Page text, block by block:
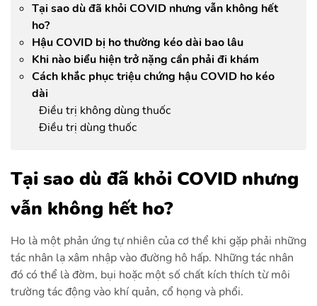
Tại sao dù đã khỏi COVID nhưng vẫn không hết
ho?
Hậu COVID bị ho thường kéo dài bao lâu
Khi nào biểu hiện trở nặng cần phải đi khám
Cách khắc phục triệu chứng hậu COVID ho kéo
dài
Điều trị không dùng thuốc
Điều trị dùng thuốc
Tại sao dù đã khỏi COVID nhưng
vẫn không hết ho?
Ho là một phản ứng tự nhiên của cơ thể khi gặp phải những
tác nhân lạ xâm nhập vào đường hô hấp. Những tác nhân
đó có thể là đờm, bụi hoặc một số chất kích thích từ môi
trường tác động vào khí quản, cổ họng và phổi.